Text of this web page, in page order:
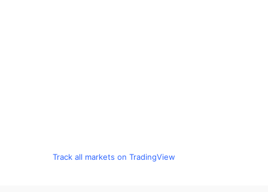
Track all markets on TradingView